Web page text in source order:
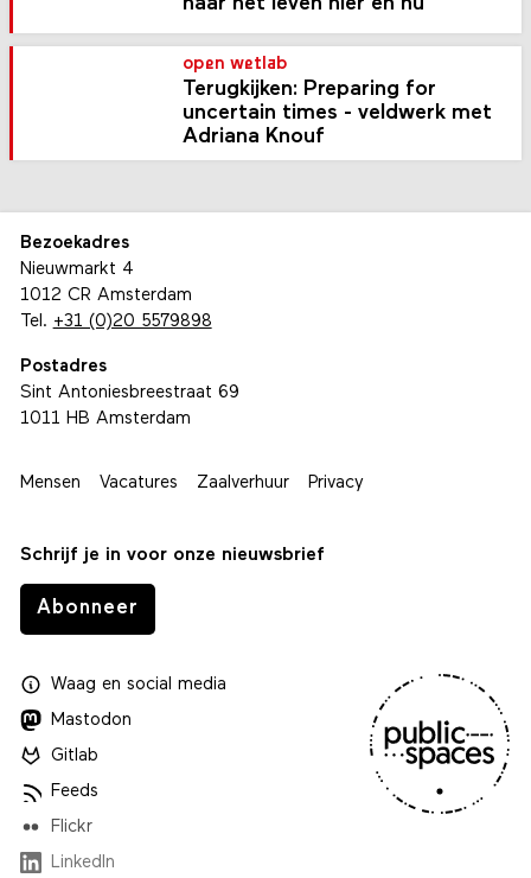
naar het leven hier en nu
open wetlab
Terugkijken: Preparing for
uncertain times - veldwerk met
Adriana Knouf
Bezoekadres
Nieuwmarkt 4
1012 CR Amsterdam
Tel. +31 (0)20 5579898
Postadres
Sint Antoniesbreestraat 69
1011 HB Amsterdam
Mensen Vacatures Zaalverhuur Privacy
Schrijf je in voor onze nieuwsbrief
Abonneer
Waagen social media
Mastodon
Gitlab
Feeds
Flickr
LinkedIn